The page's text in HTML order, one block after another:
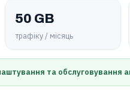
50 GB
трафіку / місяць
та обслуговування